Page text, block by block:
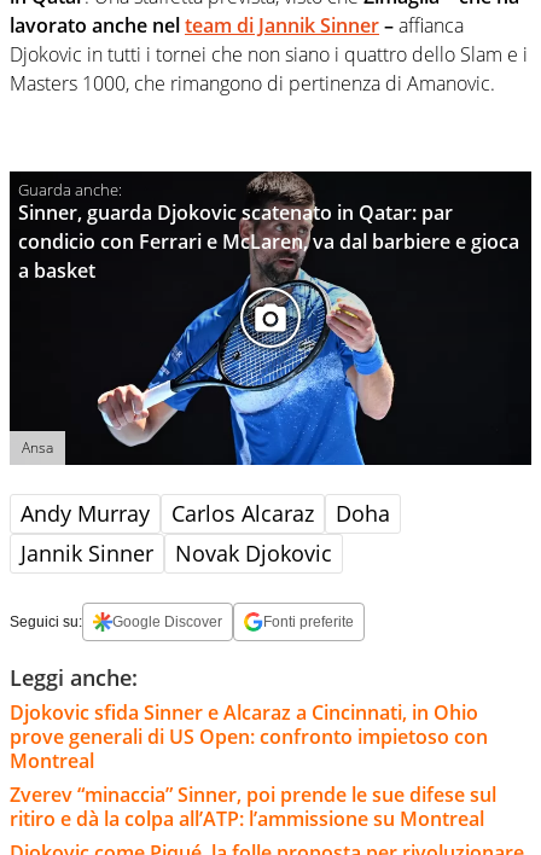
lavorato anche nelteam di Jannik Sinner–affianca
Djokovic in tutti i tornei che non siano i quattro dello Slam e i
Masters 1000, che rimangono di pertinenza di Amanovic.
Sinner, guarda Djokovic scatenato in Qatar: par
condicio con Ferrari e McLaren, va dal barbiere e gioca
a basket
Ansa
Andy Murray Carlos Alcaraz
Doha
Jannik Sinner
Novak Djokovic
Seguici su: Google Discover Fonti preferite
Leggi anche:
Djokovic sfida Sinner e Alcaraz a Cincinnati, in Ohio
prove generali di US Open: confronto impietoso con
Montreal
Zverev “minaccia” Sinner, poi prende le sue difese sul
ritiro e dà la colpa all’ATP: l’ammissione su Montreal